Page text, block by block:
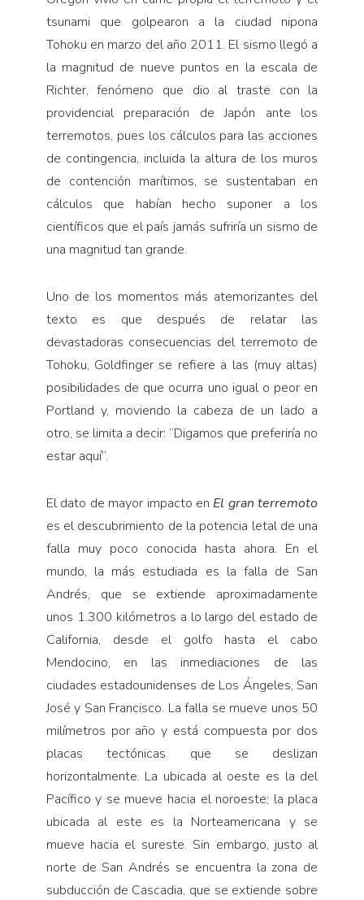
tsunami que golpearon a la ciudad nipona
Tohoku en marzo del año 2011. El sismo llegó a
la magnitud de nueve puntos en la escala de
Richter, fenómeno que dio al traste con la
providencial preparación de Japón ante los
terremotos, pues los cálculos para las acciones
de contingencia, incluida la altura de los muros
de contención marítimos, se sustentaban en
cálculos que habían hecho suponer a los
científicos que el país jamás sufriría un sismo de
una magnitud tan grande.
Uno de los momentos más atemorizantes del
texto es que después de relatar las
devastadoras consecuencias del terremoto de
Tohoku, Goldfinger se refiere a las (muy altas)
posibilidades de que ocurra uno igual o peor en
Portland y, moviendo la cabeza de un lado a
otro, se limita a decir: “Digamos que preferiría no
estar aquí”.
El dato de mayor impacto en El gran terremoto
es el descubrimiento de la potencia letal de una
falla muy poco conocida hasta ahora. En el
mundo, la más estudiada es la falla de San
Andrés, que se extiende aproximadamente
unos 1.300 kilómetros a lo largo del estado de
California, desde el golfo hasta el cabo
Mendocino, en las inmediaciones de las
ciudades estadounidenses de Los Ángeles, San
José y San Francisco. La falla se mueve unos 50
milímetros por año y está compuesta por dos
placas tectónicas que se deslizan
horizontalmente. La ubicada al oeste es la del
Pacífico y se mueve hacia el noroeste; la placa
ubicada al este es la Norteamericana y se
mueve hacia el sureste. Sin embargo, justo al
norte de San Andrés se encuentra la zona de
subducción de Cascadia, que se extiende sobre